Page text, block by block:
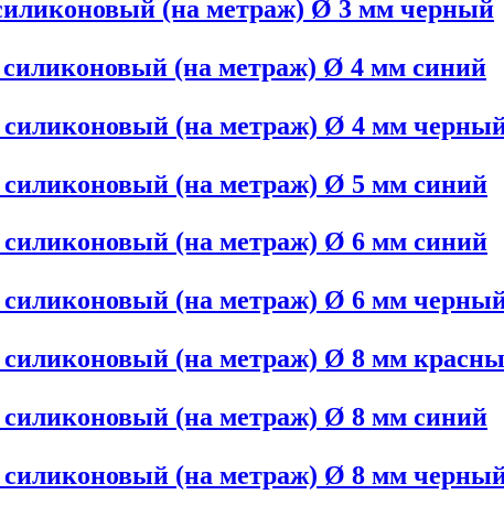
(на метраж) Ø 3 мм черный
(на метраж) Ø 4 мм синий
(на метраж) Ø 4 мм
(на метраж) Ø 5 мм синий
(на метраж) Ø 6 мм синий
(на метраж) Ø 6 мм
(на метраж) Ø 8 мм
(на метраж) Ø 8 мм синий
(на метраж) Ø 8 мм